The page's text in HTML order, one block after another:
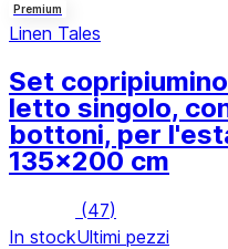
Premium
Linen Tales
Set
letto singolo,
bottoni, per
135x200 cm
(47)
In stockUltimi pezzi